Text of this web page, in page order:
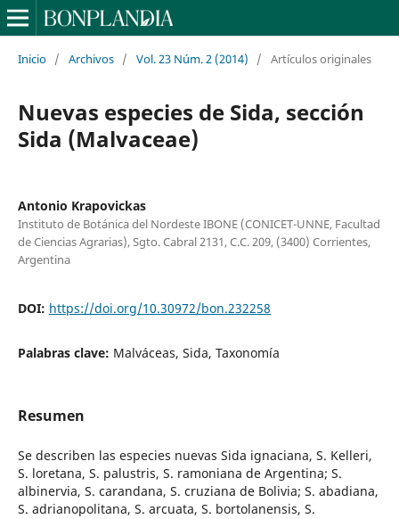
Inicio / Archivos / Vol. 23 Núm. 2 (2014) / Artículos originales
Nuevas especies de Sida, sección
Sida (Malvaceae)
Antonio Krapovickas
Instituto de Botánica del Nordeste IBONE (CONICET-UNNE, Facultad
de Ciencias Agrarias), Sgto. Cabral 2131, C.C. 209, (3400) Corrientes,
Argentina
DOI: https://doi.org/10.30972/bon.232258
Palabras clave: Malváceas, Sida, Taxonomía
Resumen
Se describen las especies nuevas Sida ignaciana, S. Kelleri,
S. loretana, S. palustris, S. ramoniana de Argentina; S.
albinervia, S. carandana, S. cruziana de Bolivia; S. abadiana,
S. adrianopolitana, S. arcuata, S. bortolanensis, S.